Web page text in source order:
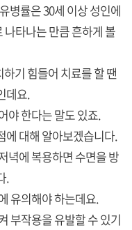
병률은 30세 이상 성인에
타나는 만큼 흔하게 볼
기 힘들어 치료를 할 땐
데요.
야 한다는 말도 있죠.
에 대해 알아보겠습니다.
녁에 복용하면 수면을 방
.
유의해야 하는데요.
부작용을 유발할 수 있기